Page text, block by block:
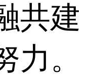
共建
力。